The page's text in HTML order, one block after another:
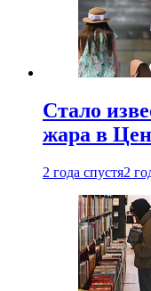
Стало
жара в
2 года спустя2